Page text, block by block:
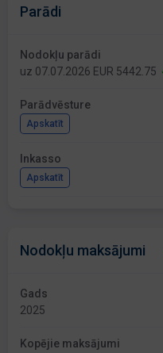
Parādi
Nodokļu parādi
uz 07.07.2026 EUR 5442.75
Parādvēsture
Apskatīt
Inkasso
Apskatīt
Nodokļu maksājumi
Gads
2025
Kopējie maksājumi